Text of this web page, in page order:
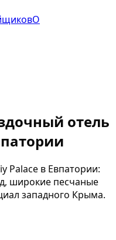
О
отель
Palace в Евпатории:
широкие песчаные
западного Крыма.